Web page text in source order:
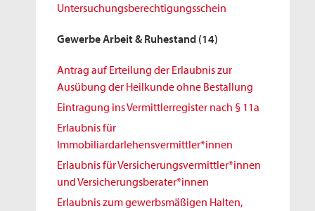
Untersuchungsberechtigungsschein
Gewerbe Arbeit & Ruhestand (14)
Antrag auf Erteilung der Erlaubnis zur
Ausübung der Heilkunde ohne Bestallung
Eintragung ins Vermittlerregister nach § 11a
Erlaubnis für
Immobiliardarlehensvermittler*innen
Erlaubnis für Versicherungsvermittler*innen
und Versicherungsberater*innen
Erlaubnis zum gewerbsmäßigen Halten,